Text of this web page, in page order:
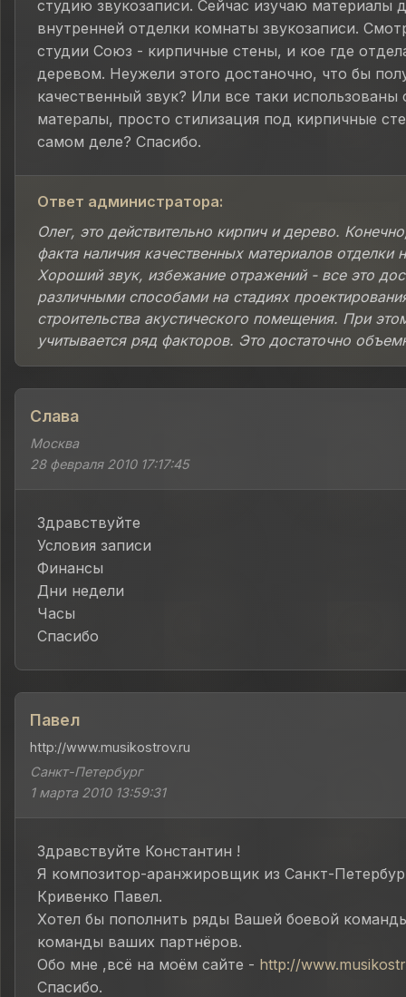
студию звукозаписи. Сейчас изучаю материалы
внутренней отделки комнаты звукозаписи.
студии Союз - кирпичные стены, и кое где
деревом. Неужели этого достаночно, что бы
качественный звук? Или все таки использованы
матералы, просто стилизация под кирпичные
самом деле? Спасибо.
Ответ администратора:
Олег, это действительно кирпич и дерево.
факта наличия качественных материалов отделки
Хороший звук, избежание отражений - все это
различными способами на стадиях
строительства акустического помещения. При
учитывается ряд факторов. Это достаточно
Слава
Москва
28 февраля 2010 17:17:45
Здравствуйте
Условия записи
Финансы
Дни недели
Часы
Спасибо
Павел
http://www.musikostrov.ru
Санкт-Петербург
1 марта 2010 13:59:31
Здравствуйте Константин !
Я композитор-аранжировщик из Санкт-
Кривенко Павел.
Хотел бы пополнить ряды Вашей боевой
команды ваших партнёров.
Обо мне ,всё на моём сайте - http://
Спасибо.